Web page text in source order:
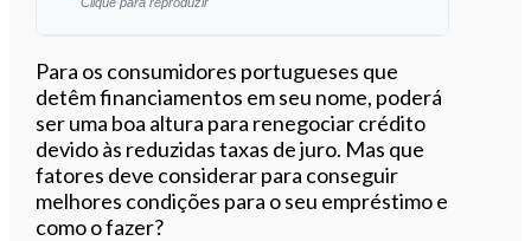
Ouvir este artigo
Para os consumidores portugueses que
detêm financiamentos em seu nome, poderá
ser uma boa altura para renegociar crédito
devido às reduzidas taxas de juro. Mas que
fatores deve considerar para conseguir
melhores condições para o seu empréstimo e
como o fazer?